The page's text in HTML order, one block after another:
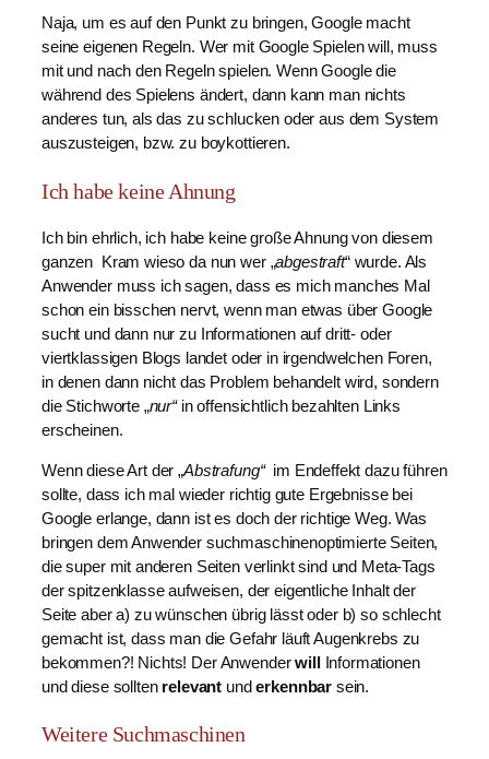
Naja, um es auf den Punkt zu bringen, Google macht
seine eigenen Regeln. Wer mit Google Spielen will, muss
mit und nach den Regeln spielen. Wenn Google die
während des Spielens ändert, dann kann man nichts
anderes tun, als das zu schlucken oder aus dem System
auszusteigen, bzw. zu boykottieren.
Ich habe keine Ahnung
Ich bin ehrlich, ich habe keine große Ahnung von diesem
ganzen Kram wieso da nun wer „abgestraft“ wurde. Als
Anwender muss ich sagen, dass es mich manches Mal
schon ein bisschen nervt, wenn man etwas über Google
sucht und dann nur zu Informationen auf dritt- oder
viertklassigen Blogs landet oder in irgendwelchen Foren,
in denen dann nicht das Problem behandelt wird, sondern
die Stichworte „nur“in offensichtlich bezahlten Links
erscheinen.
Wenn diese Art der „Abstrafung“ im Endeffekt dazu führen
sollte, dass ich mal wieder richtig gute Ergebnisse bei
Google erlange, dann ist es doch der richtige Weg. Was
bringen dem Anwender suchmaschinenoptimierte Seiten,
die super mit anderen Seiten verlinkt sind und Meta-Tags
der spitzenklasse aufweisen, der eigentliche Inhalt der
Seite aber a) zu wünschen übrig lässt oder b) so schlecht
gemacht ist, dass man die Gefahr läuft Augenkrebs zu
bekommen?! Nichts! Der Anwenderwill
Informationen
und diese sollten relevant underkennbar sein.
Weitere Suchmaschinen